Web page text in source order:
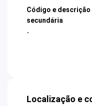
Código e
secundária
-
Localização e